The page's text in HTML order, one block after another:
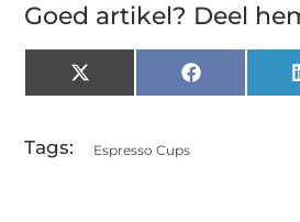
Goed artikel? Deel
X
(Twitter)
Facebook
Tags: Espresso Cups